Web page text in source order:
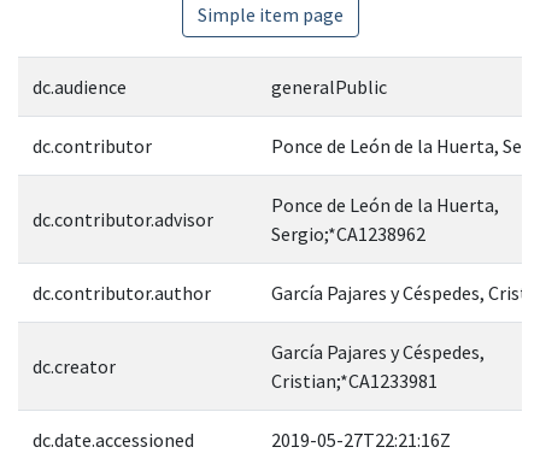
Simple item page
dc.audience generalPublic
dc.contributor Ponce de León de la Huerta,
dc.contributor.advisor
Ponce de León de la Huerta,
Sergio;*CA1238962
dc.contributor.author García Pajares y Céspedes,
dc.creator
García Pajares y Céspedes,
Cristian;*CA1233981
dc.date.accessioned 2019-05-27T22:21:16Z